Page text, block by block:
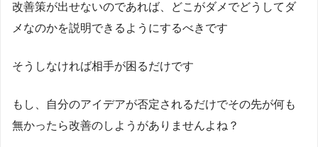
改善策が出せないのであれば、どこがダメでどうしてダ
メなのかを説明できるようにするべきです
そうしなければ相手が困るだけです
もし、自分のアイデアが否定されるだけでその先が何も
無かったら改善のしようがありませんよね？